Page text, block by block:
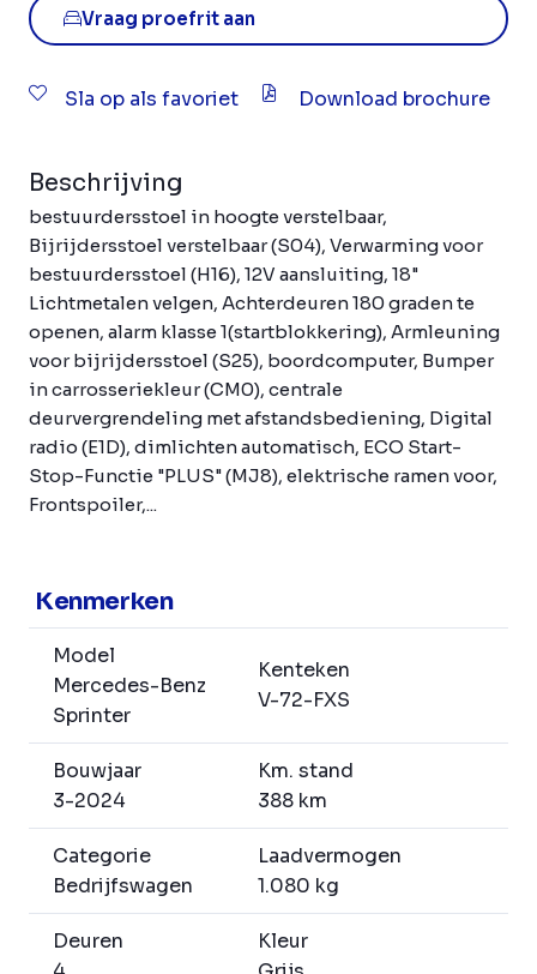
Vraag proefrit aan
Sla op als favoriet Download brochure
Beschrijving
bestuurdersstoel in hoogte verstelbaar,
Bijrijdersstoel verstelbaar (S04), Verwarming voor
bestuurdersstoel (H16), 12V aansluiting, 18"
Lichtmetalen velgen, Achterdeuren 180 graden te
openen, alarm klasse 1(startblokkering), Armleuning
voor bijrijdersstoel (S25), boordcomputer, Bumper
in carrosseriekleur (CM0), centrale
deurvergrendeling met afstandsbediening, Digital
radio (E1D), dimlichten automatisch, ECO Start-
Stop-Functie "PLUS" (MJ8), elektrische ramen voor,
Frontspoiler,...
Kenmerken
Model
Mercedes-Benz
Sprinter
Kenteken
V-72-FXS
Bouwjaar
3-2024
Km. stand
388 km
Categorie
Bedrijfswagen
Laadvermogen
1.080 kg
Deuren
Kleur